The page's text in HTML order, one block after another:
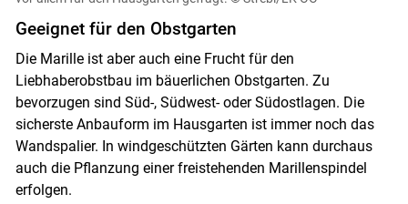
Geeignet für den Obstgarten
Die Marille ist aber auch eine Frucht für den
Liebhaberobstbau im bäuerlichen Obstgarten. Zu
bevorzugen sind Süd-, Südwest- oder Südostlagen. Die
sicherste Anbauform im Hausgarten ist immer noch das
Wandspalier. In windgeschützten Gärten kann durchaus
auch die Pflanzung einer freistehenden Marillenspindel
erfolgen.